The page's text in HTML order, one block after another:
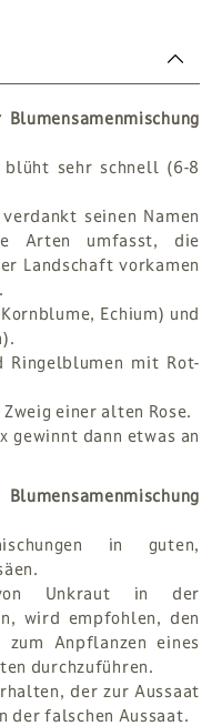
blüht sehr schnell (6-8
seinen Namen
Arten umfasst, die
Landschaft vorkamen
Echium) und
Ringelblumen mit Rot-
einer alten Rose.
dann etwas an
in guten,
Unkraut in der
wird empfohlen, den
Anpflanzen eines
durchzuführen.
der zur Aussaat
der falschen Aussaat.